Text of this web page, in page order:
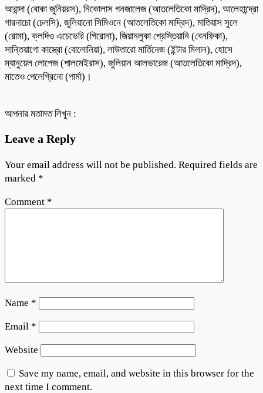
আরান্দা (বোকা জুনিয়রস), নিকোলাস গনজালেজ (আতলেতিকো মাদ্রিদ), আলেহান্দ্রো
গারনাচো (চেলসি), জুলিয়ানো সিমিওনে (আতলেতিকো মাদ্রিদ), মাতিয়াস সুলে
(রোমা), ক্লদিও এচেভেরি (গিরোনা), জিয়ানলুকা প্রেস্তিয়ানি (বেনফিকা),
সান্তিয়াগো কাস্ত্রো (বোলোনিয়া), লাউতারো মার্তিনেজ (ইন্টার মিলান), হোসে
ম্যানুয়েল লোপেজ (পালমেইরাস), জুলিয়ান আলভারেজ (আতলেতিকো মাদ্রিদ),
মাতেও পেলেগ্রিনো (পার্মা)।
আপনার মতামত লিখুন :
Leave a Reply
Your email address will not be published. Required fields are
marked *
Comment *
Name *
Email *
Website
Save my name, email, and website in this browser for the
next time I comment.